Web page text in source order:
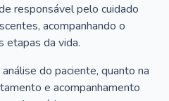
responsável pelo cuidado
acompanhando o
etapas da vida.
do paciente, quanto na
e acompanhamento